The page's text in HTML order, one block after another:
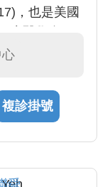
，也是美國
理事,
根除性/減積/
治療), 細胞
更年期障礙
複診掛號